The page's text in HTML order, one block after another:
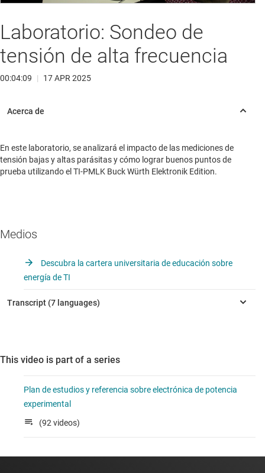
Video
Laboratorio: Sondeo de
tensión de alta frecuencia
00:04:09 | 17 APR 2025
En este laboratorio, se analizará el impacto de las mediciones de
tensión bajas y altas parásitas y cómo lograr buenos puntos de
prueba utilizando el TI-PMLK Buck Würth Elektronik Edition.
Medios
Descubra la cartera universitaria de educación sobre
energía de TI
This video is part of a series
Plan de estudios y referencia sobre electrónica de potencia
experimental
(92 videos)